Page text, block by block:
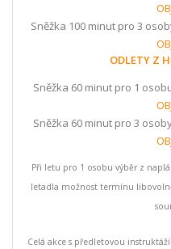
Sněžka 100 minut pro 3
ODLETY Z
Sněžka 60 minut pro 1
Sněžka 60 minut pro 3
Při letu pro 1 osobu výběr z
letadla možnost termínu
Celá akce s předletovou